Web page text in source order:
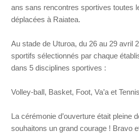
ans sans rencontres sportives toutes
déplacées à Raiatea.
Au stade de Uturoa, du 26 au 29 avril
sportifs sélectionnés par chaque
dans 5 disciplines sportives :
Volley-ball, Basket, Foot, Va’a et
La cérémonie d’ouverture était pleine
souhaitons un grand courage ! Bravo